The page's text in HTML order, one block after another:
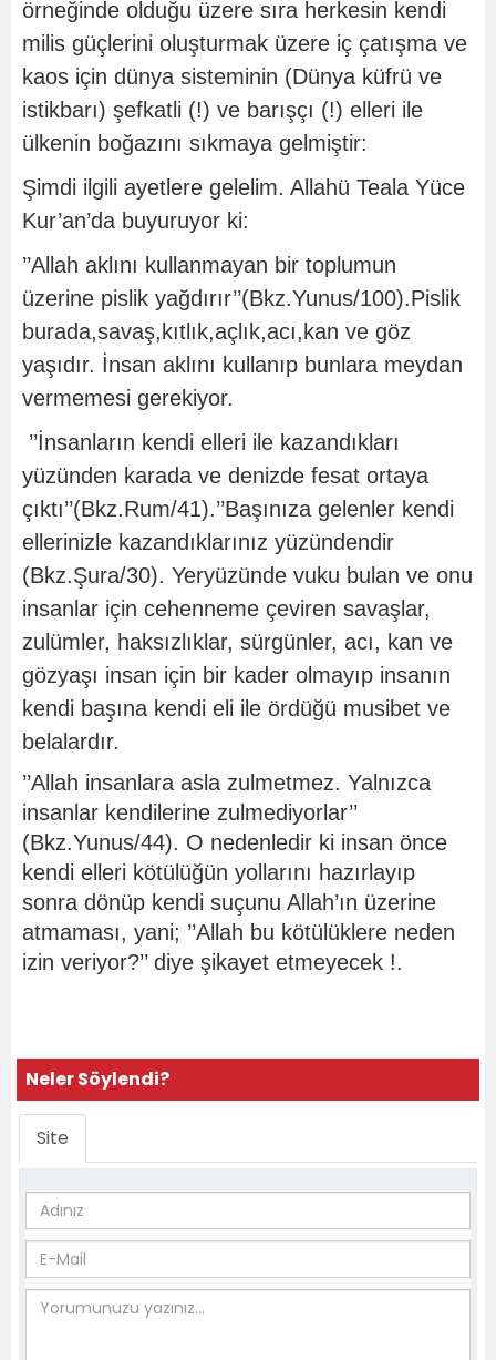
örneğinde olduğu üzere sıra herkesin kendi
milis güçlerini oluşturmak üzere iç çatışma ve
kaos için dünya sisteminin (Dünya küfrü ve
istikbarı) şefkatli (!) ve barışçı (!) elleri ile
ülkenin boğazını sıkmaya gelmiştir:
Şimdi ilgili ayetlere gelelim. Allahü Teala Yüce
Kur’an’da buyuruyor ki:
’’Allah aklını kullanmayan bir toplumun
üzerine pislik yağdırır’’(Bkz.Yunus/100).Pislik
burada,savaş,kıtlık,açlık,acı,kan ve göz
yaşıdır. İnsan aklını kullanıp bunlara meydan
vermemesi gerekiyor.
’’İnsanların kendi elleri ile kazandıkları
yüzünden karada ve denizde fesat ortaya
çıktı’’(Bkz.Rum/41).’’Başınıza gelenler kendi
ellerinizle kazandıklarınız yüzündendir
(Bkz.Şura/30). Yeryüzünde vuku bulan ve onu
insanlar için cehenneme çeviren savaşlar,
zulümler, haksızlıklar, sürgünler, acı, kan ve
gözyaşı insan için bir kader olmayıp insanın
kendi başına kendi eli ile ördüğü musibet ve
belalardır.
’’Allah insanlara asla zulmetmez. Yalnızca
insanlar kendilerine zulmediyorlar’’
(Bkz.Yunus/44). O nedenledir ki insan önce
kendi elleri kötülüğün yollarını hazırlayıp
sonra dönüp kendi suçunu Allah’ın üzerine
atmaması, yani; ’’Allah bu kötülüklere neden
izin veriyor?’’ diye şikayet etmeyecek !.
Neler Söylendi?
Site